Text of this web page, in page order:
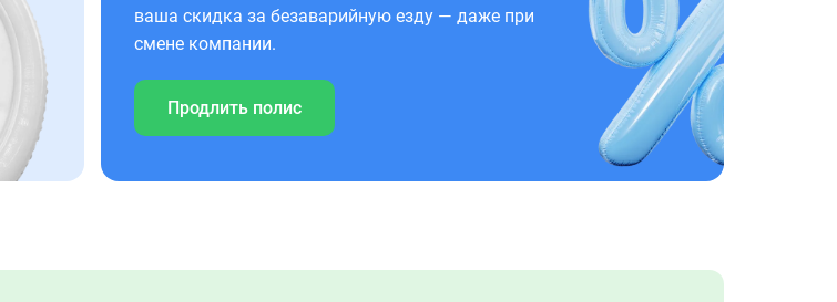
ваша скидка за безаварийную езду — даже при
смене компании.
Продлить полис